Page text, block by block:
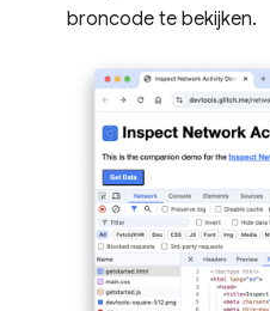
broncode te bekijken.